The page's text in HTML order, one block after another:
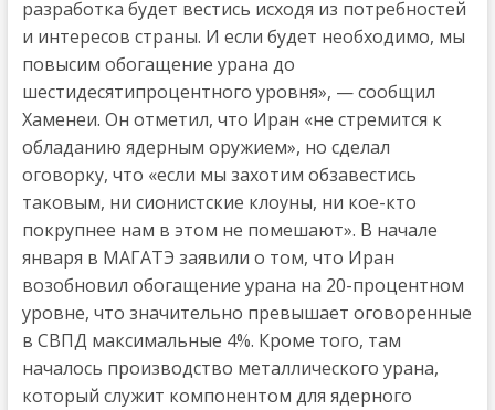
разработка будет вестись исходя из потребностей
и интересов страны. И если будет необходимо, мы
повысим обогащение урана до
шестидесятипроцентного уровня», — сообщил
Хаменеи. Он отметил, что Иран «не стремится к
обладанию ядерным оружием», но сделал
оговорку, что «если мы захотим обзавестись
таковым, ни сионистские клоуны, ни кое-кто
покрупнее нам в этом не помешают». В начале
января в МАГАТЭ заявили о том, что Иран
возобновил обогащение урана на 20-процентном
уровне, что значительно превышает оговоренные
в СВПД максимальные 4%. Кроме того, там
началось производство металлического урана,
который служит компонентом для ядерного